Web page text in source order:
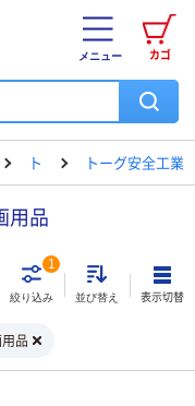
カゴ
メニュー
ト トーグ安全工業
用品
絞り込み
1
並び替え 表示切替
品